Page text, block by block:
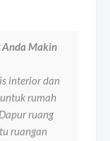
Anda Makin
interior dan
rumah
ruang
ruangan